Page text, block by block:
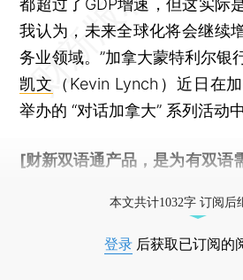
都超过了GDP增速，但这实际
我认为，未来全球化将会继续
务业领域。”加拿大蒙特利尔银
凯文
（Kevin Lynch）近日在
举办的 “对话加拿大” 系列活动
[财新双语通产品，是为有双语
本文共计1032字 订阅后
登录 后获取已订阅的